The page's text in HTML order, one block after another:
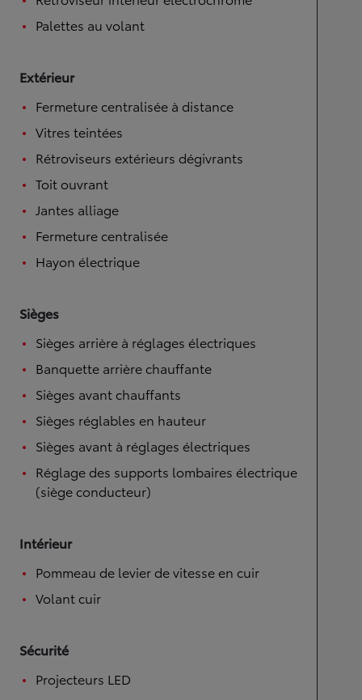
Palettes au volant
Extérieur
Fermeture centralisée à distance
Vitres teintées
Rétroviseurs extérieurs dégivrants
Toit ouvrant
Jantes alliage
Fermeture centralisée
Hayon électrique
Sièges
Sièges arrière à réglages électriques
Banquette arrière chauffante
Sièges avant chauffants
Sièges réglables en hauteur
Sièges avant à réglages électriques
Réglage des supports lombaires électrique
(siège conducteur)
Intérieur
Pommeau de levier de vitesse en cuir
Volant cuir
Sécurité
Projecteurs LED